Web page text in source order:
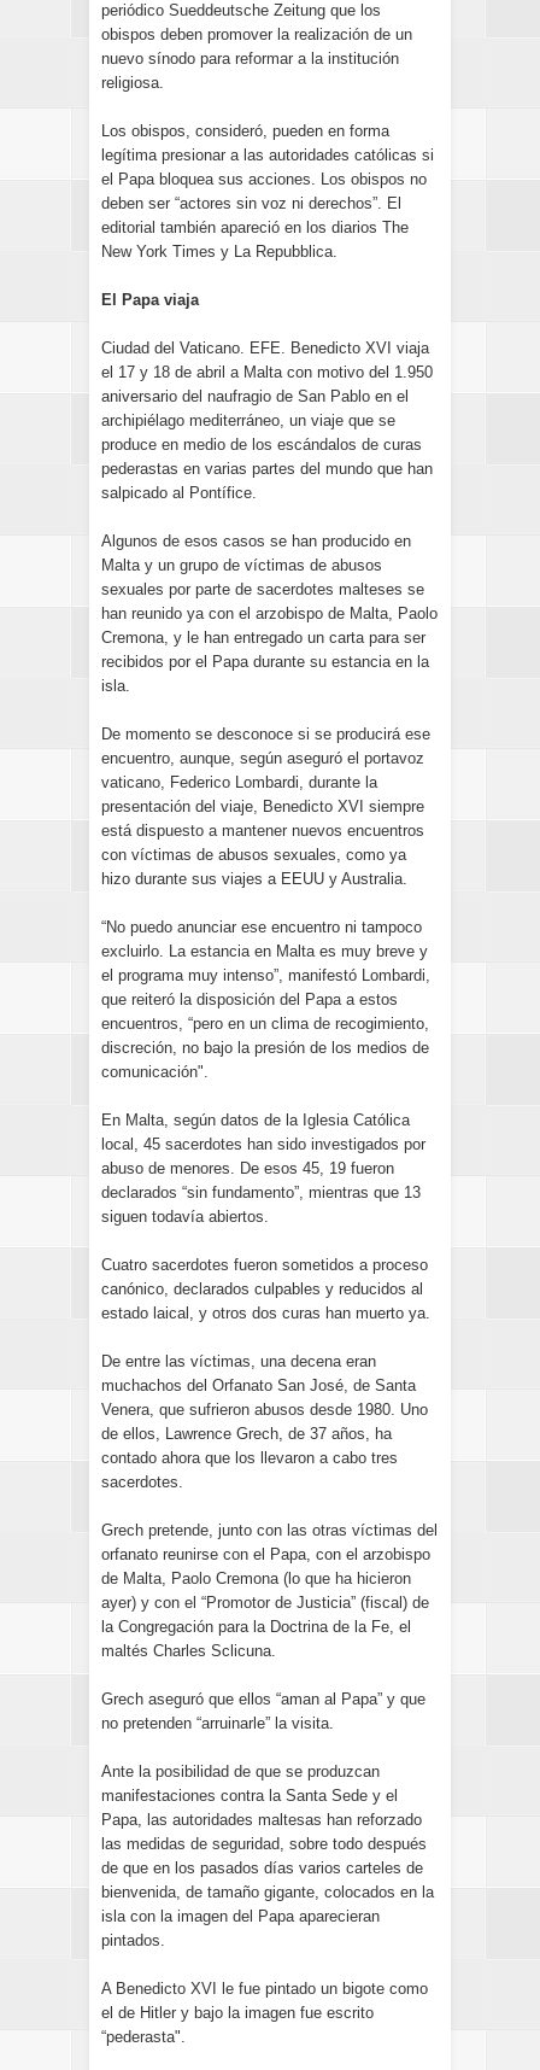
periódico Sueddeutsche Zeitung que los
obispos deben promover la realización de un
nuevo sínodo para reformar a la institución
religiosa.
Los obispos, consideró, pueden en forma
legítima presionar a las autoridades católicas si
el Papa bloquea sus acciones. Los obispos no
deben ser “actores sin voz ni derechos”. El
editorial también apareció en los diarios The
New York Times y La Repubblica.
El Papa viaja
Ciudad del Vaticano. EFE. Benedicto XVI viaja
el 17 y 18 de abril a Malta con motivo del 1.950
aniversario del naufragio de San Pablo en el
archipiélago mediterráneo, un viaje que se
produce en medio de los escándalos de curas
pederastas en varias partes del mundo que han
salpicado al Pontífice.
Algunos de esos casos se han producido en
Malta y un grupo de víctimas de abusos
sexuales por parte de sacerdotes malteses se
han reunido ya con el arzobispo de Malta, Paolo
Cremona, y le han entregado un carta para ser
recibidos por el Papa durante su estancia en la
isla.
De momento se desconoce si se producirá ese
encuentro, aunque, según aseguró el portavoz
vaticano, Federico Lombardi, durante la
presentación del viaje, Benedicto XVI siempre
está dispuesto a mantener nuevos encuentros
con víctimas de abusos sexuales, como ya
hizo durante sus viajes a EEUU y Australia.
“No puedo anunciar ese encuentro ni tampoco
excluirlo. La estancia en Malta es muy breve y
el programa muy intenso”, manifestó Lombardi,
que reiteró la disposición del Papa a estos
encuentros, “pero en un clima de recogimiento,
discreción, no bajo la presión de los medios de
comunicación".
En Malta, según datos de la Iglesia Católica
local, 45 sacerdotes han sido investigados por
abuso de menores. De esos 45, 19 fueron
declarados “sin fundamento”, mientras que 13
siguen todavía abiertos.
Cuatro sacerdotes fueron sometidos a proceso
canónico, declarados culpables y reducidos al
estado laical, y otros dos curas han muerto ya.
De entre las víctimas, una decena eran
muchachos del Orfanato San José, de Santa
Venera, que sufrieron abusos desde 1980. Uno
de ellos, Lawrence Grech, de 37 años, ha
contado ahora que los llevaron a cabo tres
sacerdotes.
Grech pretende, junto con las otras víctimas del
orfanato reunirse con el Papa, con el arzobispo
de Malta, Paolo Cremona (lo que ha hicieron
ayer) y con el “Promotor de Justicia” (fiscal) de
la Congregación para la Doctrina de la Fe, el
maltés Charles Sclicuna.
Grech aseguró que ellos “aman al Papa” y que
no pretenden “arruinarle” la visita.
Ante la posibilidad de que se produzcan
manifestaciones contra la Santa Sede y el
Papa, las autoridades maltesas han reforzado
las medidas de seguridad, sobre todo después
de que en los pasados días varios carteles de
bienvenida, de tamaño gigante, colocados en la
isla con la imagen del Papa aparecieran
pintados.
A Benedicto XVI le fue pintado un bigote como
el de Hitler y bajo la imagen fue escrito
“pederasta".